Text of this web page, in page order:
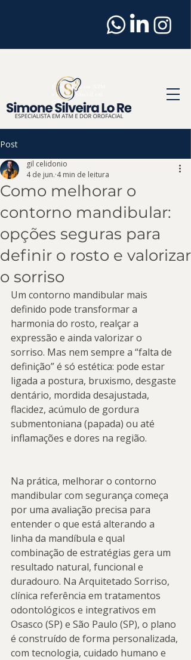
Dentista
Especialista em ATM
e Dor Orofacial em
Osasco
Post
Como melhorar o
contorno mandibular:
opções seguras para
definir o rosto e valorizar
o sorriso
gil celidonio
4 de jun. 4 min de leitura
Um contorno mandibular mais
definido pode transformar a
harmonia do rosto, realçar a
expressão e ainda valorizar o
sorriso. Mas nem sempre a “falta de
definição” é só estética: pode estar
ligada a postura, bruxismo, desgaste
dentário, mordida desajustada,
flacidez, acúmulo de gordura
submentoniana (papada) ou até
inflamações e dores na região.
Na prática, melhorar o contorno
mandibular com segurança começa
por uma avaliação precisa para
entender o que está alterando a
linha da mandíbula e qual
combinação de estratégias gera um
resultado natural, funcional e
duradouro. Na Arquitetado Sorriso,
clínica referência em tratamentos
odontológicos e integrativos em
Osasco (SP) e São Paulo (SP), o plano
é construído de forma personalizada,
com tecnologia, cuidado humano e